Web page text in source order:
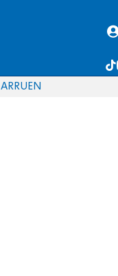
EN
RU
AR